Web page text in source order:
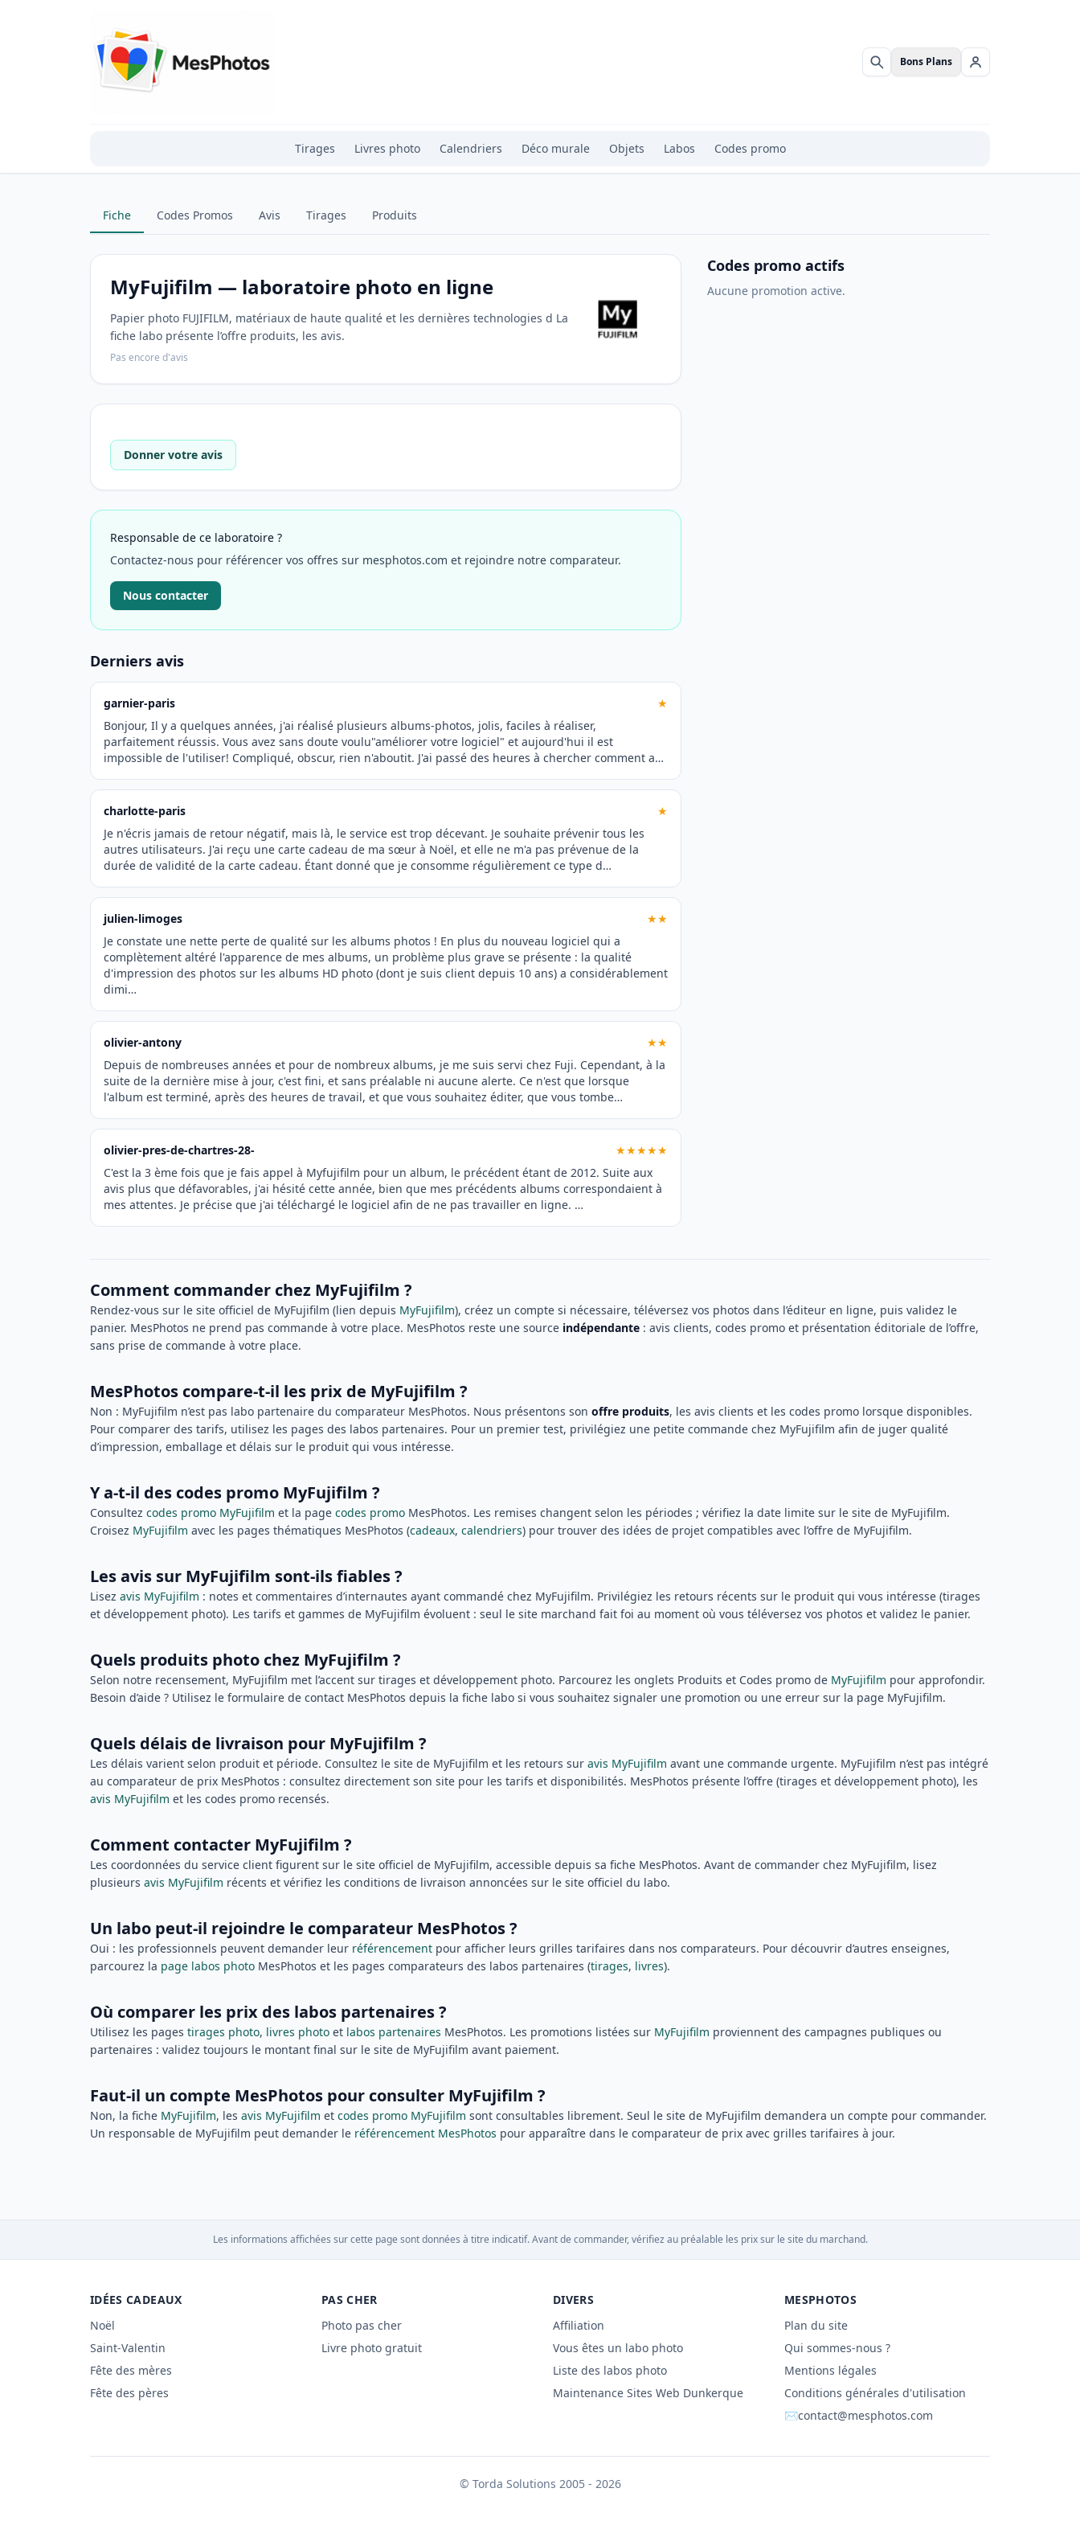
Rechercher
Bons Plans Se connecter
Tirages Livres photo Calendriers Déco murale Objets Labos Codes promo
Fiche Codes Promos Avis Tirages Produits
MyFujifilm — laboratoire photo en ligne
Papier photo FUJIFILM, matériaux de haute qualité et les dernières technologies d La
fiche labo présente l’offre produits, les avis.
Pas encore d'avis
Donner votre avis
Responsable de ce laboratoire ?
Contactez-nous pour référencer vos offres sur mesphotos.com et rejoindre notre comparateur.
Nous contacter
Derniers avis
garnier-paris
★
Bonjour, Il y a quelques années, j'ai réalisé plusieurs albums-photos, jolis, faciles à réaliser,
parfaitement réussis. Vous avez sans doute voulu"améliorer votre logiciel" et aujourd'hui il est
impossible de l'utiliser! Compliqué, obscur, rien n'aboutit. J'ai passé des heures à chercher comment a…
charlotte-paris
★
Je n'écris jamais de retour négatif, mais là, le service est trop décevant. Je souhaite prévenir tous les
autres utilisateurs. J'ai reçu une carte cadeau de ma sœur à Noël, et elle ne m'a pas prévenue de la
durée de validité de la carte cadeau. Étant donné que je consomme régulièrement ce type d…
julien-limoges
★★
Je constate une nette perte de qualité sur les albums photos ! En plus du nouveau logiciel qui a
complètement altéré l'apparence de mes albums, un problème plus grave se présente : la qualité
d'impression des photos sur les albums HD photo (dont je suis client depuis 10 ans) a considérablement
dimi…
olivier-antony
★★
Depuis de nombreuses années et pour de nombreux albums, je me suis servi chez Fuji. Cependant, à la
suite de la dernière mise à jour, c'est fini, et sans préalable ni aucune alerte. Ce n'est que lorsque
l'album est terminé, après des heures de travail, et que vous souhaitez éditer, que vous tombe…
olivier-pres-de-chartres-28-
★★★★★
C'est la 3 ème fois que je fais appel à Myfujifilm pour un album, le précédent étant de 2012. Suite aux
avis plus que défavorables, j'ai hésité cette année, bien que mes précédents albums correspondaient à
mes attentes. Je précise que j'ai téléchargé le logiciel afin de ne pas travailler en ligne. …
Codes promo actifs
Aucune promotion active.
Comment commander chez MyFujifilm ?
Rendez-vous sur le site officiel de MyFujifilm (lien depuis MyFujifilm), créez un compte si nécessaire, téléversez vos photos dans l’éditeur en ligne, puis validez le
panier. MesPhotos ne prend pas commande à votre place. MesPhotos reste une source indépendante : avis clients, codes promo et présentation éditoriale de l’offre,
sans prise de commande à votre place.
MesPhotos compare-t-il les prix de MyFujifilm ?
Non : MyFujifilm n’est pas labo partenaire du comparateur MesPhotos. Nous présentons son offre produits, les avis clients et les codes promo lorsque disponibles.
Pour comparer des tarifs, utilisez les pages des labos partenaires. Pour un premier test, privilégiez une petite commande chez MyFujifilm afin de juger qualité
d’impression, emballage et délais sur le produit qui vous intéresse.
Y a-t-il des codes promo MyFujifilm ?
Consultez codes promo MyFujifilm et la page codes promo MesPhotos. Les remises changent selon les périodes ; vérifiez la date limite sur le site de MyFujifilm.
Croisez MyFujifilm avec les pages thématiques MesPhotos (cadeaux, calendriers) pour trouver des idées de projet compatibles avec l’offre de MyFujifilm.
Les avis sur MyFujifilm sont-ils fiables ?
Lisez avis MyFujifilm : notes et commentaires d’internautes ayant commandé chez MyFujifilm. Privilégiez les retours récents sur le produit qui vous intéresse (tirages
et développement photo). Les tarifs et gammes de MyFujifilm évoluent : seul le site marchand fait foi au moment où vous téléversez vos photos et validez le panier.
Quels produits photo chez MyFujifilm ?
Selon notre recensement, MyFujifilm met l’accent sur tirages et développement photo. Parcourez les onglets Produits et Codes promo de MyFujifilm pour approfondir.
Besoin d’aide ? Utilisez le formulaire de contact MesPhotos depuis la fiche labo si vous souhaitez signaler une promotion ou une erreur sur la page MyFujifilm.
Quels délais de livraison pour MyFujifilm ?
Les délais varient selon produit et période. Consultez le site de MyFujifilm et les retours sur avis MyFujifilm avant une commande urgente. MyFujifilm n’est pas intégré
au comparateur de prix MesPhotos : consultez directement son site pour les tarifs et disponibilités. MesPhotos présente l’offre (tirages et développement photo), les
avis MyFujifilm et les codes promo recensés.
Comment contacter MyFujifilm ?
Les coordonnées du service client figurent sur le site officiel de MyFujifilm, accessible depuis sa fiche MesPhotos. Avant de commander chez MyFujifilm, lisez
plusieurs avis MyFujifilm récents et vérifiez les conditions de livraison annoncées sur le site officiel du labo.
Un labo peut-il rejoindre le comparateur MesPhotos ?
Oui : les professionnels peuvent demander leur référencement pour afficher leurs grilles tarifaires dans nos comparateurs. Pour découvrir d’autres enseignes,
parcourez la page labos photo MesPhotos et les pages comparateurs des labos partenaires (tirages, livres).
Où comparer les prix des labos partenaires ?
Utilisez les pages tirages photo, livres photo et labos partenaires MesPhotos. Les promotions listées sur MyFujifilm proviennent des campagnes publiques ou
partenaires : validez toujours le montant final sur le site de MyFujifilm avant paiement.
Faut-il un compte MesPhotos pour consulter MyFujifilm ?
Non, la fiche MyFujifilm, les avis MyFujifilm et codes promo MyFujifilm sont consultables librement. Seul le site de MyFujifilm demandera un compte pour commander.
Un responsable de MyFujifilm peut demander le référencement MesPhotos pour apparaître dans le comparateur de prix avec grilles tarifaires à jour.
Les informations affichées sur cette page sont données à titre indicatif. Avant de commander, vérifiez au préalable les prix sur le site du marchand.
IDÉES CADEAUX
Noël
Saint-Valentin
Fête des mères
Fête des pères
PAS CHER
Photo pas cher
Livre photo gratuit
DIVERS
Affiliation
Vous êtes un labo photo
Liste des labos photo
Maintenance Sites Web Dunkerque
MESPHOTOS
Plan du site
Qui sommes-nous ?
Mentions légales
Conditions générales d'utilisation
✉contact@mesphotos.com
© Torda Solutions 2005 - 2026